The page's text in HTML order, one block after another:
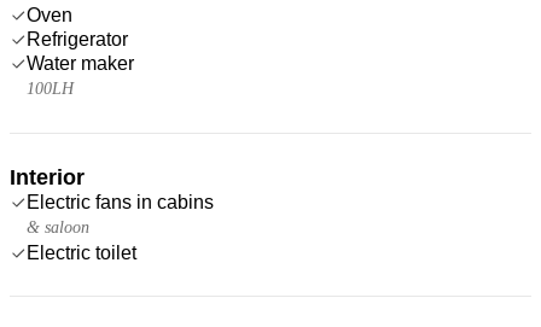
Oven
Refrigerator
Water maker
100LH
Interior
Electric fans in cabins
& saloon
Electric toilet